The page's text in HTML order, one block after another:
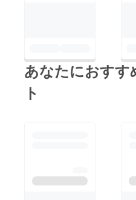
あなたにおすす
ト